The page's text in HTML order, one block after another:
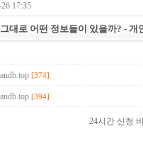
17:35
대로 어떤 정보들이 있을까? - 개
[374]
[394]
24시간 신청